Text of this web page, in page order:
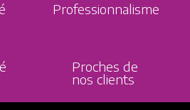
Professionnalisme
Proches de
nos clients